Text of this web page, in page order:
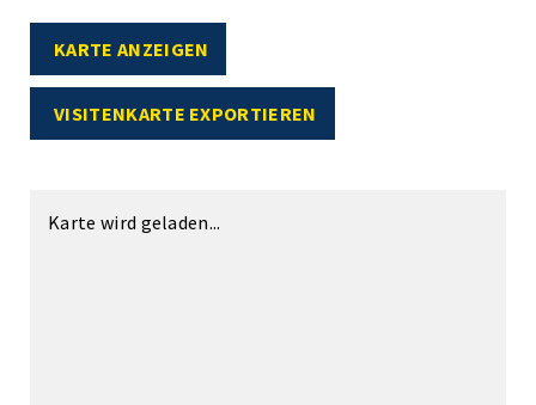
KARTE ANZEIGEN
VISITENKARTE EXPORTIEREN
Karte wird geladen...